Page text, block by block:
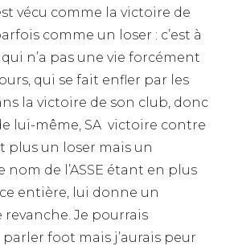
vécu comme la victoire de
comme un loser : c’est à
n’a pas une vie forcément
qui se fait enfler par les
la victoire de son club, donc
lui-même, SA victoire contre
plus un loser mais un
de l’ASSE étant en plus
entière, lui donne un
Je pourrais
foot mais j’aurais peur